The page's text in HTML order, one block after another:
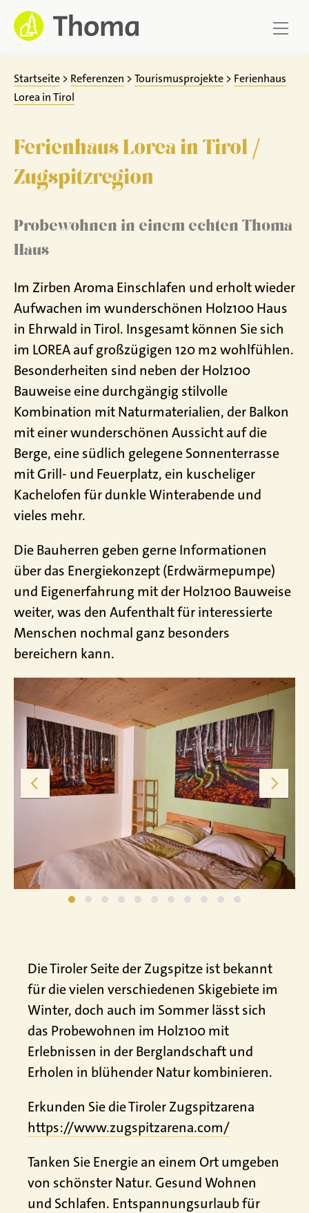
Zum
Inhalt
springen
Startseite > Referenzen >Tourismusprojekte > Ferienhaus
Lorea in Tirol
Ferienhaus Lorea in Tirol /
Zugspitzregion
Probewohnen in einem echten Thoma
Haus
Im Zirben Aroma Einschlafen und erholt wieder
Aufwachen im wunderschönen Holz100 Haus
in Ehrwald in Tirol. Insgesamt können Sie sich
im LOREA auf großzügigen 120 m2 wohlfühlen.
Besonderheiten sind neben der Holz100
Bauweise eine durchgängig stilvolle
Kombination mit Naturmaterialien, der Balkon
mit einer wunderschönen Aussicht auf die
Berge, eine südlich gelegene Sonnenterrasse
mit Grill- und Feuerplatz, ein kuscheliger
Kachelofen für dunkle Winterabende und
vieles mehr.
Die Bauherren geben gerne Informationen
über das Energiekonzept (Erdwärmepumpe)
und Eigenerfahrung mit der Holz100 Bauweise
weiter, was den Aufenthalt für interessierte
Menschen nochmal ganz besonders
bereichern kann.
Die Tiroler Seite der Zugspitze ist bekannt
für die vielen verschiedenen Skigebiete im
Winter, doch auch im Sommer lässt sich
das Probewohnen im Holz100 mit
Erlebnissen in der Berglandschaft und
Erholen in blühender Natur kombinieren.
Erkunden Sie die Tiroler Zugspitzarena
https://www.zugspitzarena.com/
Tanken Sie Energie an einem Ort umgeben
von schönster Natur. Gesund Wohnen
und Schlafen. Entspannungsurlaub für